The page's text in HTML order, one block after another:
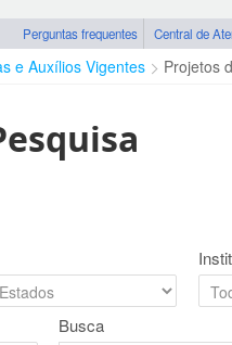
Perguntas frequentes Central de
e Auxílios Vigentes Projetos
Busca